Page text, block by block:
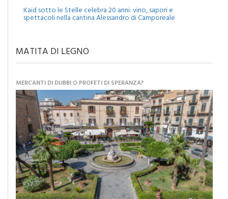
Kaid sotto le Stelle celebra 20 anni: vino, sapori e
spettacoli nella cantina Alessandro di Camporeale
MATITA DI LEGNO
MERCANTI DI DUBBI O PROFETI DI SPERANZA?